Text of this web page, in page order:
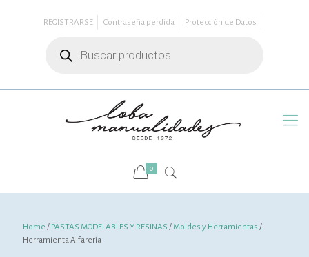
REGISTRARSE Contraseña perdida
Protección de Datos
productos
0
Home / PASTAS MODELABLES Y RESINAS /Moldes y Herramientas /
Herramienta Alfarería